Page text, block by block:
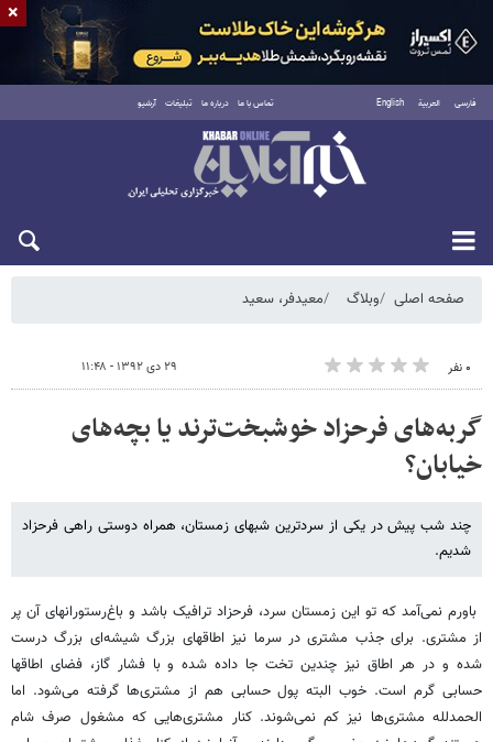
فارسی العربية English تماس با ما درباره ما تبلیغات آرشیو
پنجشنبه ۱۵ مرداد ۱۴۰۵
صفحه اصلی وبلاگ معیدفر، سعید
۰ نفر ۲۹ دی ۱۳۹۲ - ۱۱:۴۸
گربه‌های فرحزاد خوشبخت‌ترند یا بچه‌های
خیابان؟
چند شب پیش در یکی از سردترین شبهای زمستان، همراه دوستی راهی فرحزاد
شدیم.
باورم نمی‌آمد که تو این زمستان سرد، فرحزاد ترافیک باشد و باغ‌رستورانهای آن پر
از مشتری. برای جذب مشتری در سرما نیز اطاقهای بزرگ شیشه‌ای بزرگ درست
شده و در هر اطاق نیز چندین تخت جا داده شده و با فشار گاز، فضای اطاقها
حسابی گرم است. خوب البته پول حسابی هم از مشتری‌ها گرفته می‌شود. اما
الحمدلله مشتری‌ها نیز کم نمی‌شوند. کنار مشتری‌هایی که مشغول صرف شام
×